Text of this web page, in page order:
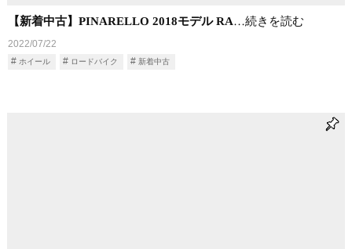
【新着中古】PINARELLO 2018モデル RA…続きを読む
2022/07/22
ホイール ロードバイク 新着中古